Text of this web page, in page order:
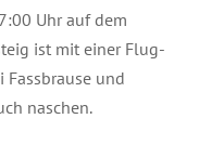
Uhr auf dem
ist mit einer Flug-
Fassbrause und
naschen.